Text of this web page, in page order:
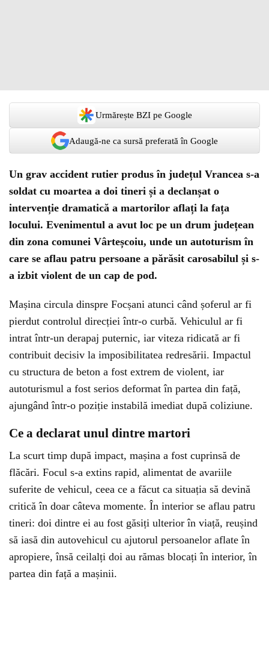
Urmărește BZI pe Google
Adaugă-ne ca sursă preferată în Google
Un grav accident rutier produs în județul Vrancea s-a
soldat cu moartea a doi tineri și a declanșat o
intervenție dramatică a martorilor aflați la fața
locului. Evenimentul a avut loc pe un drum județean
din zona comunei Vârteșcoiu, unde un autoturism în
care se aflau patru persoane a părăsit carosabilul și s-
a izbit violent de un cap de pod.
Mașina circula dinspre Focșani atunci când șoferul ar fi
pierdut controlul direcției într-o curbă. Vehiculul ar fi
intrat într-un derapaj puternic, iar viteza ridicată ar fi
contribuit decisiv la imposibilitatea redresării. Impactul
cu structura de beton a fost extrem de violent, iar
autoturismul a fost serios deformat în partea din față,
ajungând într-o poziție instabilă imediat după coliziune.
Ce a declarat unul dintre martori
La scurt timp după impact, mașina a fost cuprinsă de
flăcări. Focul s-a extins rapid, alimentat de avariile
suferite de vehicul, ceea ce a făcut ca situația să devină
critică în doar câteva momente. În interior se aflau patru
tineri: doi dintre ei au fost găsiți ulterior în viață, reușind
să iasă din autovehicul cu ajutorul persoanelor aflate în
apropiere, însă ceilalți doi au rămas blocați în interior, în
partea din față a mașinii.